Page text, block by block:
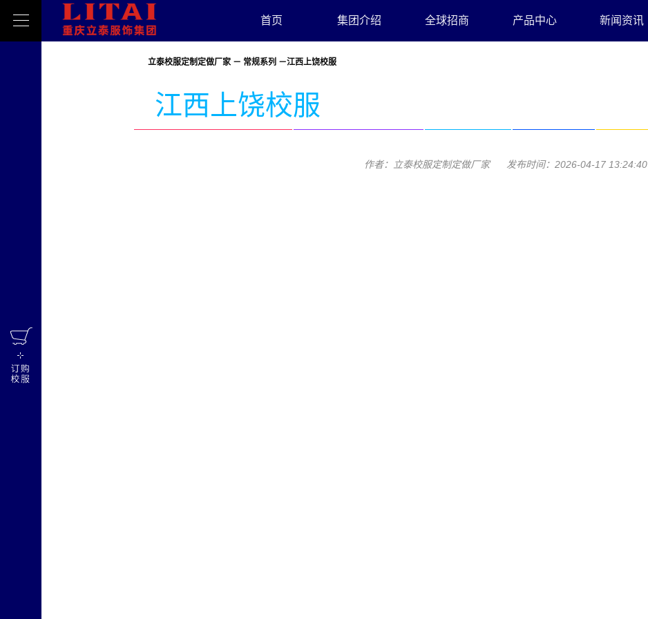
首页 集团介绍 全球招商 产品中心 新闻资讯
立泰校服定制定做厂家 － 常规系列 －江西上饶校服
江西上饶校服
作者：立泰校服定制定做厂家 发布时间：2026-04-17 13:24:40